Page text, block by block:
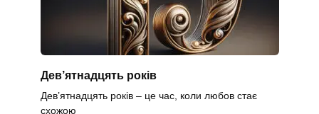
Дев’ятнадцять років
Дев’ятнадцять років – це час, коли любов стає
схожою